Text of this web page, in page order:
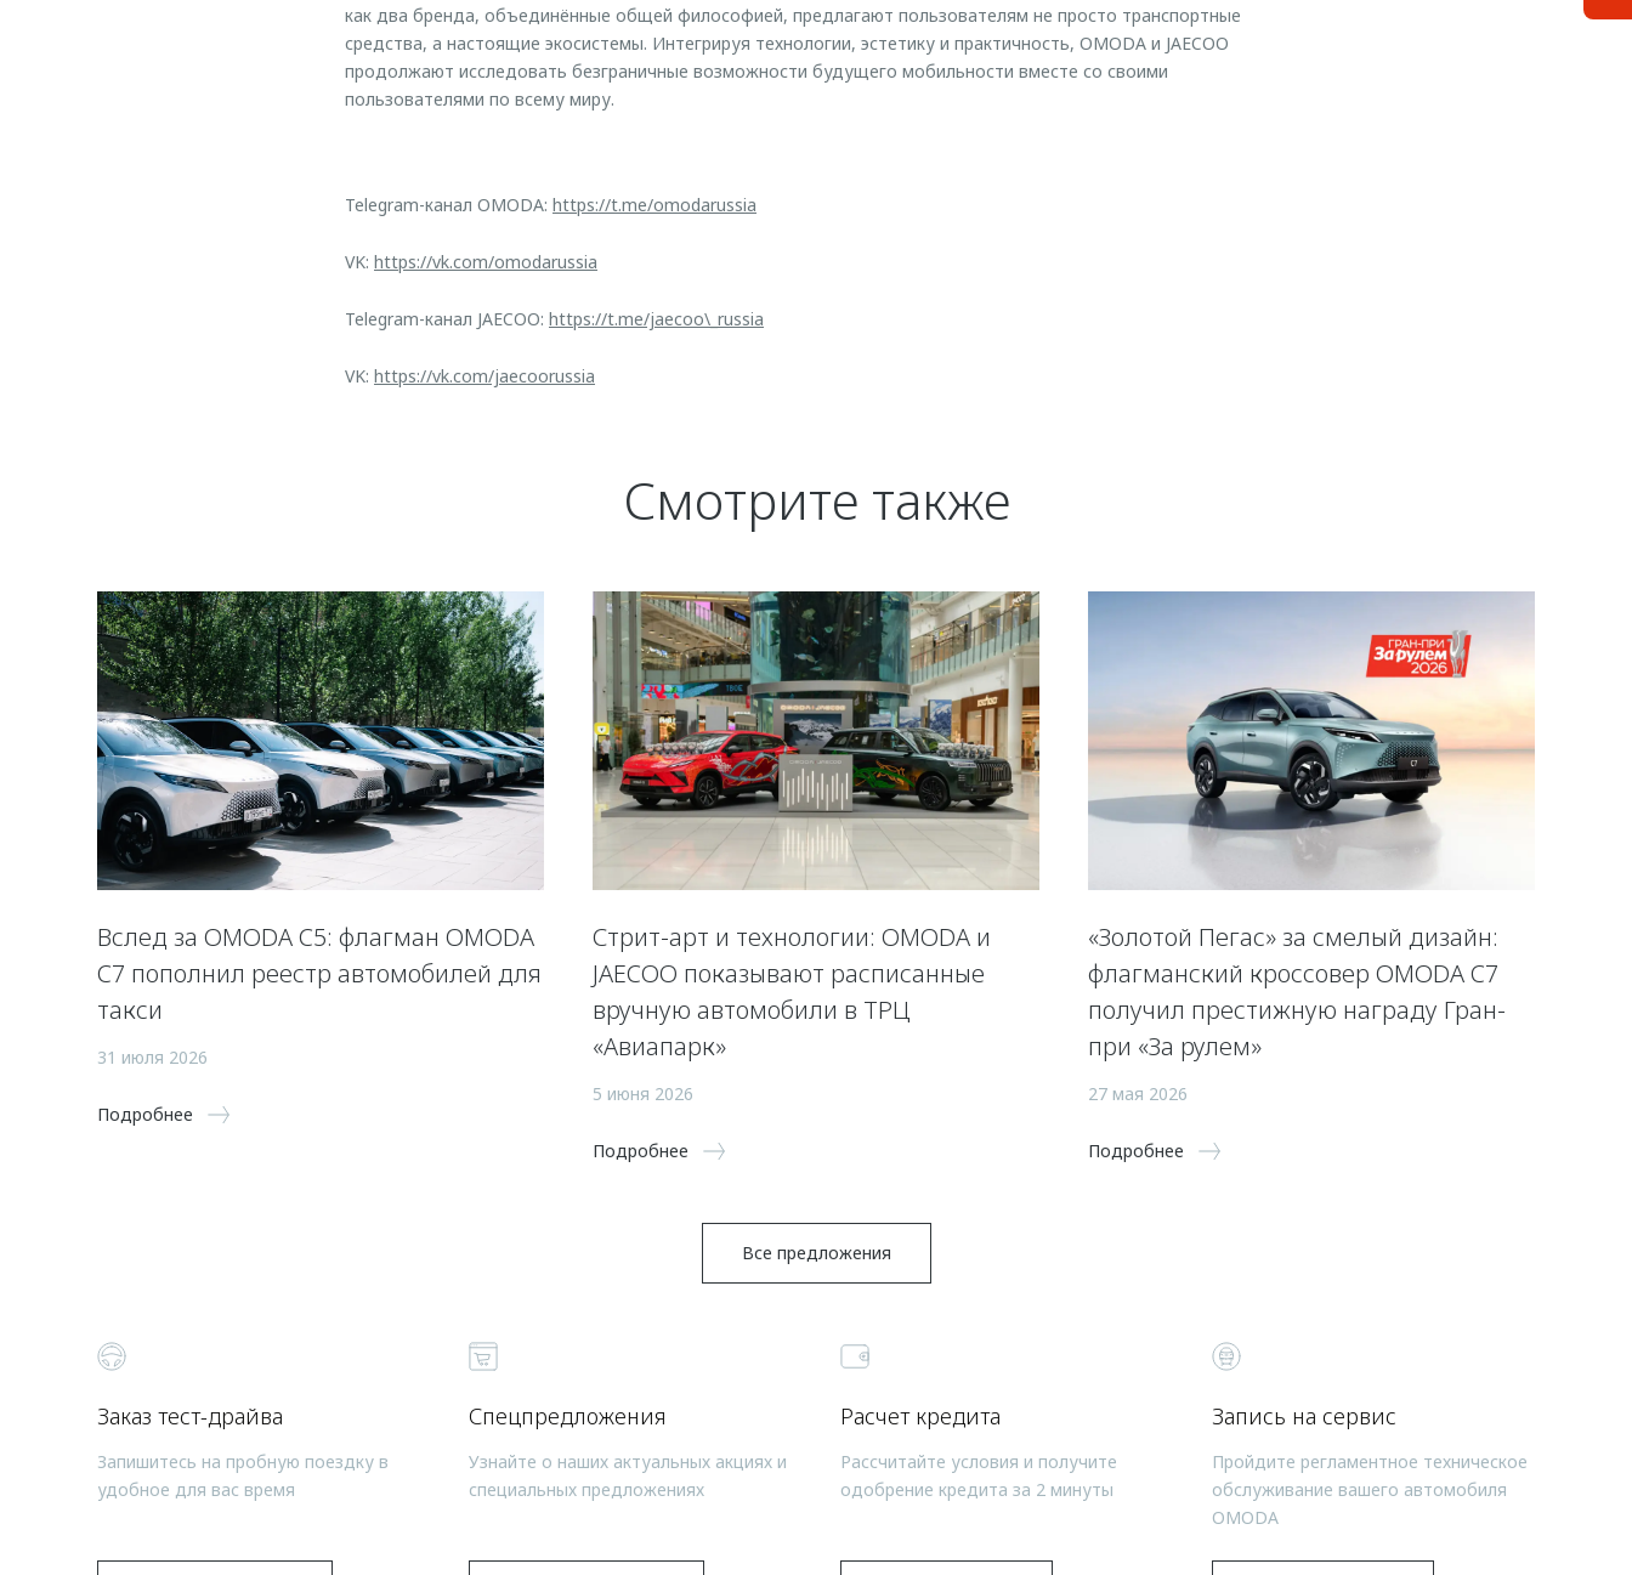
как два бренда, объединённые общей философией, предлагают пользователям не просто транспортные
средства, а настоящие экосистемы. Интегрируя технологии, эстетику и практичность, OMODA и JAECOO
продолжают исследовать безграничные возможности будущего мобильности вместе со своими
пользователями по всему миру.
Telegram-канал OMODA: https://t.me/omodarussia
VK: https://vk.com/omodarussia
Telegram-канал JAECOO: https://t.me/jaecoo\_russia
VK: https://vk.com/jaecoorussia
Смотрите также
Вслед за OMODA C5: флагман OMODA
C7 пополнил реестр автомобилей для
такси
31 июля 2026
Подробнее
Стрит-арт и технологии: OMODA и
JAECOO показывают расписанные
вручную автомобили в ТРЦ
«Авиапарк»
5 июня 2026
Подробнее
«Золотой Пегас» за смелый дизайн:
флагманский кроссовер OMODA C7
получил престижную награду Гран-
при «За рулем»
27 мая 2026
Подробнее
Все предложения
Заказ тест-драйва
Запишитесь на пробную поездку в
удобное для вас время
Спецпредложения
Узнайте о наших актуальных акциях и
специальных предложениях
Расчет кредита
Рассчитайте условия и получите
одобрение кредита за 2 минуты
Запись на сервис
Пройдите регламентное техническое
обслуживание вашего автомобиля
OMODA